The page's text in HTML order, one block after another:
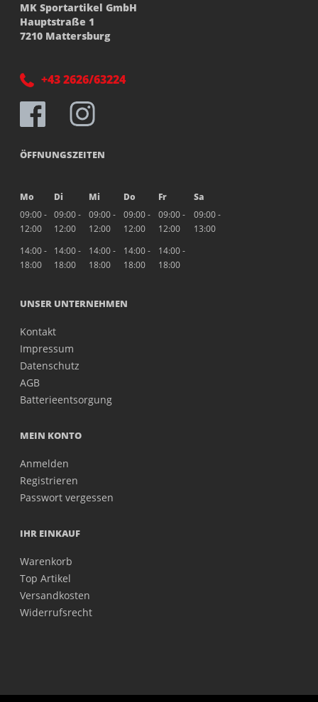
MK Sportartikel GmbH
Hauptstraße 1
7210 Mattersburg
+43 2626/63224
ÖFFNUNGSZEITEN
Mo Di Mi Do Fr
Sa
09:00 -
12:00
09:00 -
12:00
09:00 -
12:00
09:00 -
12:00
09:00 -
12:00
09:00 -
13:00
14:00 -
18:00
14:00 -
18:00
14:00 -
18:00
14:00 -
18:00
14:00 -
18:00
UNSER UNTERNEHMEN
Kontakt
Impressum
Datenschutz
AGB
Batterieentsorgung
MEIN KONTO
Anmelden
Registrieren
Passwort vergessen
IHR EINKAUF
Warenkorb
Top Artikel
Versandkosten
Widerrufsrecht